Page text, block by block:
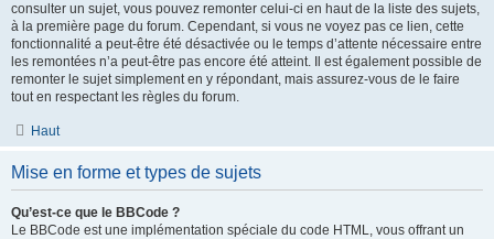
consulter un sujet, vous pouvez remonter celui-ci en haut de la liste des sujets,
à la première page du forum. Cependant, si vous ne voyez pas ce lien, cette
fonctionnalité a peut-être été désactivée ou le temps d’attente nécessaire entre
les remontées n’a peut-être pas encore été atteint. Il est également possible de
remonter le sujet simplement en y répondant, mais assurez-vous de le faire
tout en respectant les règles du forum.
Haut
Mise en forme et types de sujets
Qu’est-ce que le BBCode ?
Le BBCode est une implémentation spéciale du code HTML, vous offrant un